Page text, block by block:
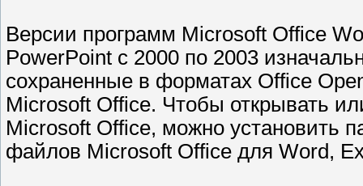
Версии программ Microsoft Office
PowerPoint с 2000 по 2003
сохраненные в форматах Office
Microsoft Office. Чтобы открывать
Microsoft Office, можно установить
файлов Microsoft Office для Word,